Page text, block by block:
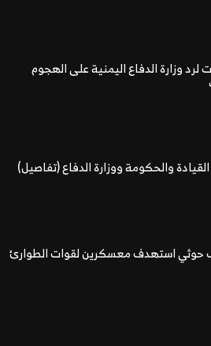
لرد وزارة الدفاع اليمنية على الهجوم
والحكومة ووزارة الدفاع (تفاصيل)
في قصف حوثي استهدف معسكرين لقوات الطوارئ